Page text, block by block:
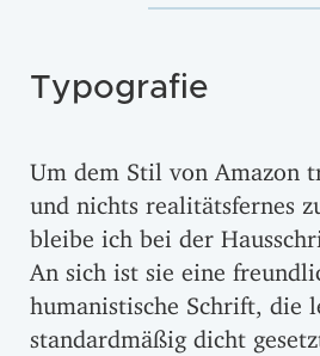
Typografie
Um dem Stil von Amazon
und nichts realitätsfernes
bleibe ich bei der
An sich ist sie eine
humanistische Schrift, die
standardmäßig dicht